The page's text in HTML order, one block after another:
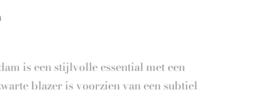
is een stijlvolle essential met een
blazer is voorzien van een subtiel